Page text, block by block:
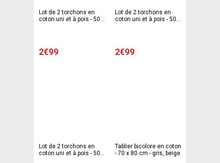
Lot de 2 torchons en
coton uni et à pois - 50 x
2€99
Lot de 2 torchons en
coton uni et à pois - 50 x
2€99
Lot de 2 torchons en
coton uni et à pois - 50 x
Tablier bicolore en coton
- 70 x 80 cm - gris, beige